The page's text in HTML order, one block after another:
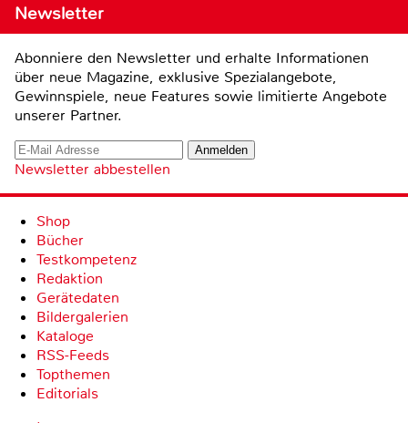
Newsletter
Abonniere den Newsletter und erhalte Informationen
über neue Magazine, exklusive Spezialangebote,
Gewinnspiele, neue Features sowie limitierte Angebote
unserer Partner.
Newsletter abbestellen
Shop
Bücher
Testkompetenz
Redaktion
Gerätedaten
Bildergalerien
Kataloge
RSS-Feeds
Topthemen
Editorials